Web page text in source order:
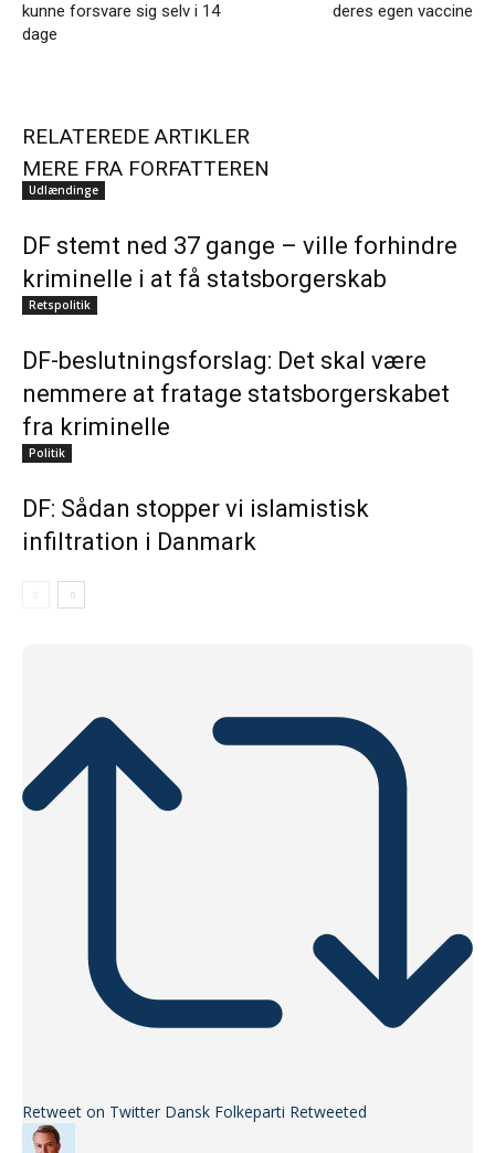
kunne forsvare sig selv i 14
dage
deres egen vaccine
RELATEREDE ARTIKLER
MERE FRA FORFATTEREN
Udlændinge
DF stemt ned 37 gange – ville forhindre
kriminelle i at få statsborgerskab
Retspolitik
DF-beslutningsforslag: Det skal være
nemmere at fratage statsborgerskabet
fra kriminelle
Politik
DF: Sådan stopper vi islamistisk
infiltration i Danmark
Retweet on Twitter Dansk Folkeparti Retweeted